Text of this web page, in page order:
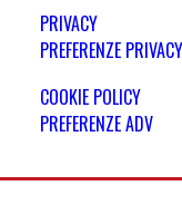
PRIVACY
PREFERENZE PRIVACY
COOKIE POLICY
PREFERENZE ADV